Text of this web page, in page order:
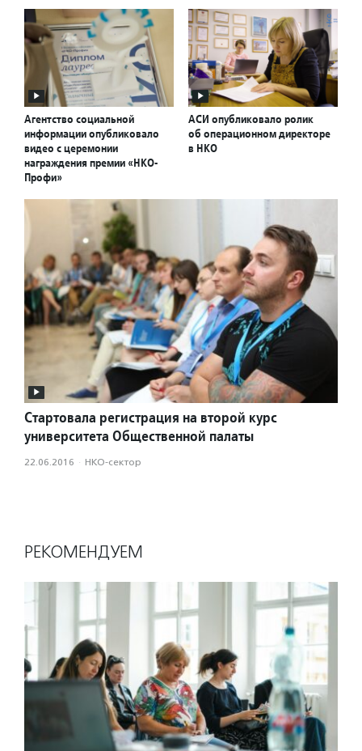
Агентство социальной
информации опубликовало
видео с церемонии
награждения премии «НКО-
Профи»
АСИ опубликовало ролик
об операционном директоре
в НКО
Стартовала регистрация на второй курс
университета Общественной палаты
22.06.2016 · НКО-сектор
РЕКОМЕНДУЕМ